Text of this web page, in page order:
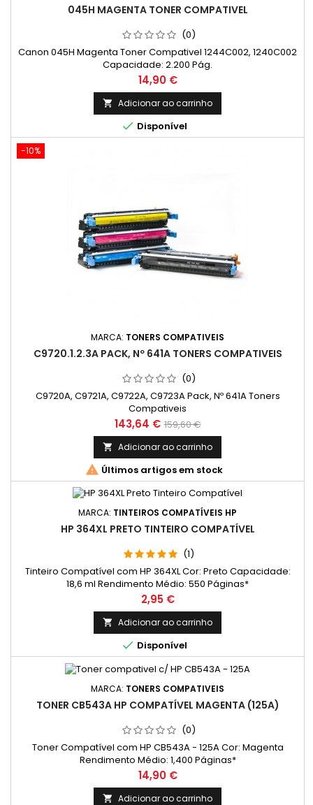
045H MAGENTA TONER COMPATIVEL
(0)
Canon 045H Magenta Toner Compativel 1244C002, 1240C002
Capacidade: 2.200 Pág.
Preço
14,90 €
 Adicionar ao carrinho
 Disponível
-10%
MARCA: TONERS COMPATIVEIS
C9720.1.2.3A PACK, Nº 641A TONERS COMPATIVEIS
(0)
C9720A, C9721A, C9722A, C9723A Pack, Nº 641A Toners
Compativeis
Preço
143,64 € Preço
normal
159,60 €
 Adicionar ao carrinho
 Últimos artigos em stock
MARCA: TINTEIROS COMPATÍVEIS HP
HP 364XL PRETO TINTEIRO COMPATÍVEL
(1)
Tinteiro Compatível com HP 364XL Cor: Preto Capacidade:
18,6 ml Rendimento Médio: 550 Páginas*
Preço
2,95 €
 Adicionar ao carrinho
 Disponível
MARCA: TONERS COMPATIVEIS
TONER CB543A HP COMPATÍVEL MAGENTA (125A)
(0)
Toner Compatível com HP CB543A - 125A Cor: Magenta
Rendimento Médio: 1,400 Páginas*
Preço
14,90 €
 Adicionar ao carrinho